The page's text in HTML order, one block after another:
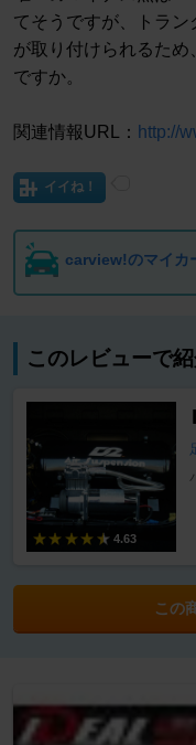
てそうですが、トラ
が取り付けられるため
ですか。
関連情報URL： http://
イイね！
carview!のマイカ
このレビューで
4.63
この